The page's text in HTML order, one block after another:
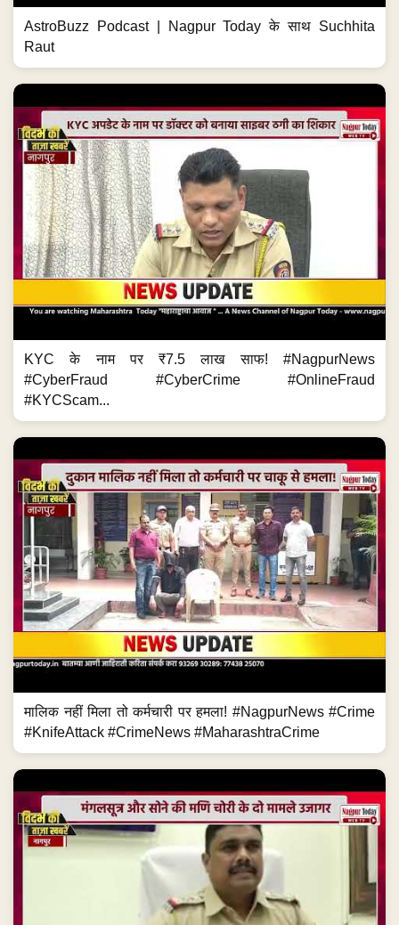
AstroBuzz Podcast | Nagpur Today के साथ Suchhita
Raut
KYC के नाम पर ₹7.5 लाख साफ! #NagpurNews
#CyberFraud #CyberCrime #OnlineFraud
#KYCScam...
मालिक नहीं मिला तो कर्मचारी पर हमला! #NagpurNews #Crime
#KnifeAttack #CrimeNews #MaharashtraCrime